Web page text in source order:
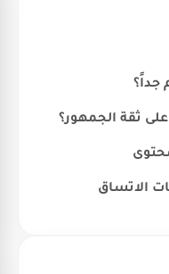
جداً؟
ثقة الجمهور؟